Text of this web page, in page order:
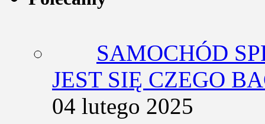
SAMOCHÓD
JEST SIĘ CZEGO
04 lutego 2025